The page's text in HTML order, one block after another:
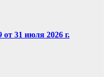
31 июля 2026 г.